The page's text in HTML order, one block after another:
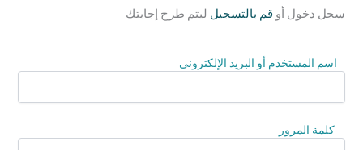
سجل دخول أوقم بالتسجيلليتم طرح إجابتك
اسم المستخدم أو البريد الإلكتروني
كلمة المرور